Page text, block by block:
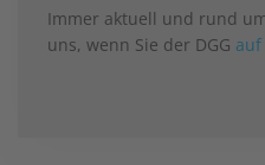
Immer aktuell und rund
uns, wenn Sie der DGG